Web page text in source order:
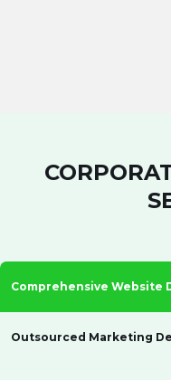
Comprehensive Website
Outsourced Marketing